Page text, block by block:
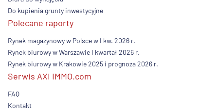
Do kupienia grunty inwestycyjne
Polecane raporty
Rynek magazynowy w Polsce w I kw. 2026 r.
Rynek biurowy w Warszawie I kwartał 2026 r.
Rynek biurowy w Krakowie 2025 i prognoza 2026 r.
Serwis AXI IMMO.com
FAQ
Kontakt